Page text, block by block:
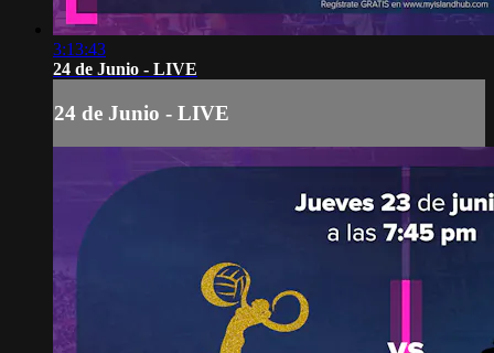
3:13:43
24 de Junio - LIVE
24 de Junio - LIVE